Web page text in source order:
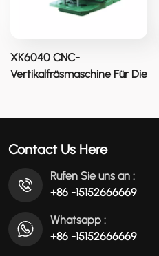
XK6040 CNC-
Vertikalfräsmaschine Für Die
Contact Us Here
Rufen Sie uns an :
+86 -15152666669
Whatsapp :
+86 -15152666669